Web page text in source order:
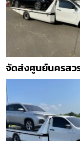
จัดส่งศูนย์นครสว